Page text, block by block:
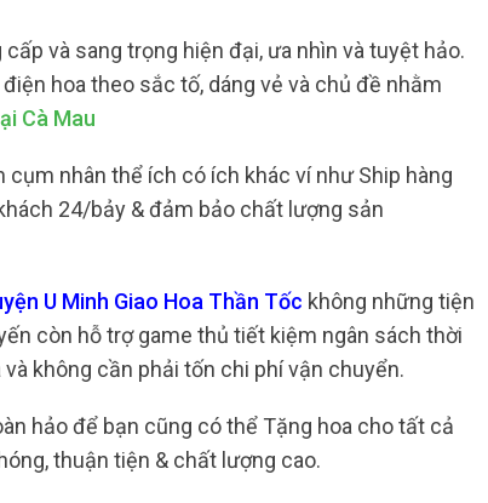
và sang trọng hiện đại, ưa nhìn và tuyệt hảo.
hoa theo sắc tố, dáng vẻ và chủ đề nhằm
Cà Mau
nhân thể ích có ích khác ví như Ship hàng
24/bảy & đảm bảo chất lượng sản
U Minh Giao Hoa Thần Tốc không những tiện
còn hỗ trợ game thủ tiết kiệm ngân sách thời
không cần phải tốn chi phí vận chuyển.
hảo để bạn cũng có thể Tặng hoa cho tất cả
thuận tiện & chất lượng cao.